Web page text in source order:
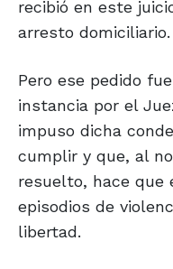
recibió en este
arresto domiciliario.
Pero ese pedido
instancia por el
impuso dicha
cumplir y que, al
resuelto, hace que
episodios de
libertad.